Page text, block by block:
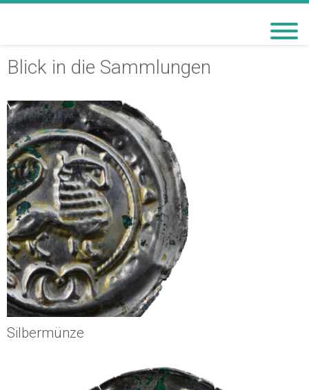
BREMERVÖRDE
Blick in die Sammlungen
Silbermünze